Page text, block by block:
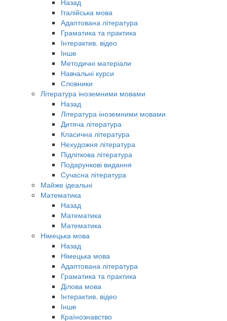
Назад
Італійська мова
Адаптована література
Граматика та практика
Інтерактив. відео
Інше
Методичні матеріали
Навчальні курси
Словники
Література іноземними мовами
Назад
Література іноземними мовами
Дитяча література
Класична література
Нехудожня література
Підліткова література
Подарункові видання
Сучасна література
Майже ідеальні
Математика
Назад
Математика
Математика
Німецька мова
Назад
Німецька мова
Адаптована література
Граматика та практика
Ділова мова
Інтерактив. відео
Інше
Країнознавство